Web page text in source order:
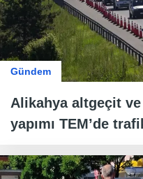
Gündem
Alikahya altgeçit
yapımı TEM’de